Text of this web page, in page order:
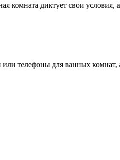
комната диктует свои
телефоны для ванных